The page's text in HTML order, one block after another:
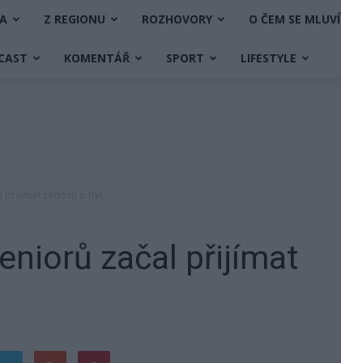
Z REGIONU ROZHOVORY O ČEM SE MLUVÍ
KOMENTÁŘ SPORT LIFESTYLE
začal přijímat